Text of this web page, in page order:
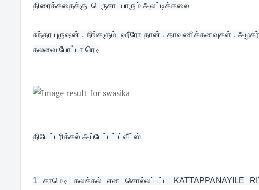
திரைக்கதைக்கு  பெருசா  யாரும் அலட்டிக்கலை
சுந்தர புருஷன் , நீங்களும்  ஹீரோ தான் , தாவணிக்கனவுகள் , அழகர்
கலவை போட்டா ரெடி
தியேட்டரிக்கல் அப்டேட்டட் ட்வீட்ஸ்
1 காமெடி கலக்கல் என சொல்லப்பட்ட KATTAPPANAYILE